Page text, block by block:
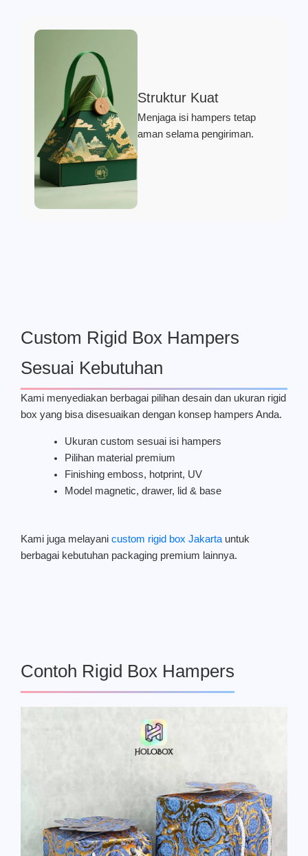
Struktur Kuat
Menjaga isi hampers tetap
aman selama pengiriman.
Custom Rigid Box Hampers
Sesuai Kebutuhan
Kami menyediakan berbagai pilihan desain dan ukuran rigid
box yang bisa disesuaikan dengan konsep hampers Anda.
Ukuran custom sesuai isi hampers
Pilihan material premium
Finishing emboss, hotprint, UV
Model magnetic, drawer, lid & base
Kami juga melayani custom rigid box Jakarta untuk
berbagai kebutuhan packaging premium lainnya.
Contoh Rigid Box Hampers